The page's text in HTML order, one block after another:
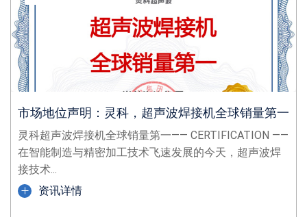
市场地位声明：灵科，超声波焊接机全球销量第一
灵科超声波焊接机全球销量第一—— CERTIFICATION ——
在智能制造与精密加工技术飞速发展的今天，超声波焊
接技术...
资讯详情